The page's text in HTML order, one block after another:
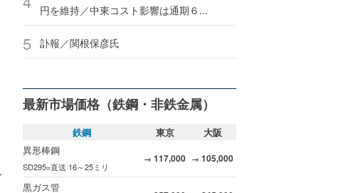
円を維持／中東コスト影響は通期６...
訃報／関根保彦氏
最新市場価格（鉄鋼・非鉄金属）
鉄鋼 東京
大阪
異形棒鋼
SD295=直送 16～25ミリ
→ 117,000 → 105,000
黒ガス管